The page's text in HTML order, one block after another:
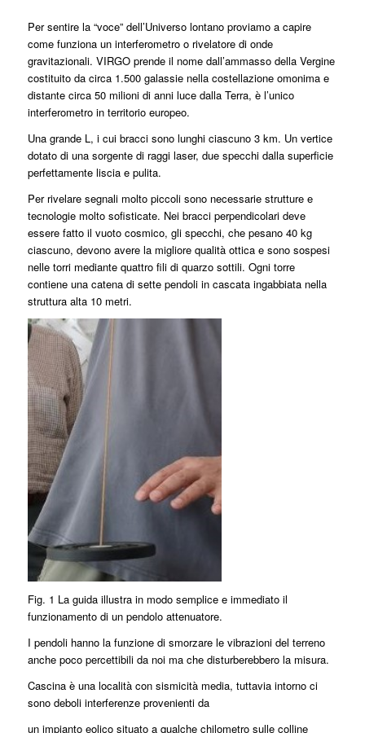
Per sentire la “voce” dell’Universo lontano proviamo a capire
come funziona un interferometro o rivelatore di onde
gravitazionali. VIRGO prende il nome dall’ammasso della Vergine
costituito da circa 1.500 galassie nella costellazione omonima e
distante circa 50 milioni di anni luce dalla Terra, è l’unico
interferometro in territorio europeo.
Una grande L, i cui bracci sono lunghi ciascuno 3 km. Un vertice
dotato di una sorgente di raggi laser, due specchi dalla superficie
perfettamente liscia e pulita.
Per rivelare segnali molto piccoli sono necessarie strutture e
tecnologie molto sofisticate. Nei bracci perpendicolari deve
essere fatto il vuoto cosmico, gli specchi, che pesano 40 kg
ciascuno, devono avere la migliore qualità ottica e sono sospesi
nelle torri mediante quattro fili di quarzo sottili. Ogni torre
contiene una catena di sette pendoli in cascata ingabbiata nella
struttura alta 10 metri.
Fig. 1 La guida illustra in modo semplice e immediato il
funzionamento di un pendolo attenuatore.
I pendoli hanno la funzione di smorzare le vibrazioni del terreno
anche poco percettibili da noi ma che disturberebbero la misura.
Cascina è una località con sismicità media, tuttavia intorno ci
sono deboli interferenze provenienti da
un impianto eolico situato a qualche chilometro sulle colline